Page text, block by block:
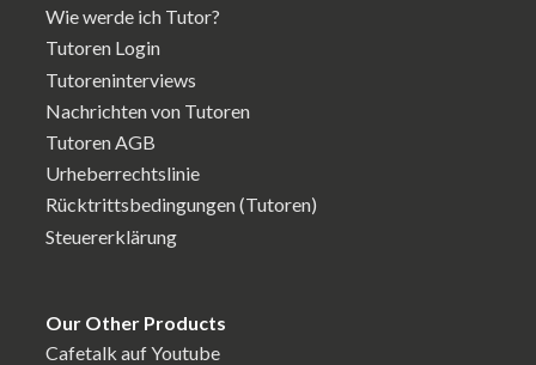
Wie werde ich Tutor?
Tutoren Login
Tutoreninterviews
Nachrichten von Tutoren
Tutoren AGB
Urheberrechtslinie
Rücktrittsbedingungen (Tutoren)
Steuererklärung
Our Other Products
Cafetalk auf Youtube